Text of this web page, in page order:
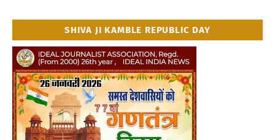
SHIVA JI KAMBLE REPUBLIC DAY